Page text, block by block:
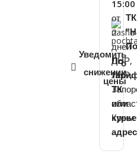
Уведомить
о
снижении
цены
15:00
ТК
ДНР,
ЛНР,
Крым
от
2
дней
По
ТК
или